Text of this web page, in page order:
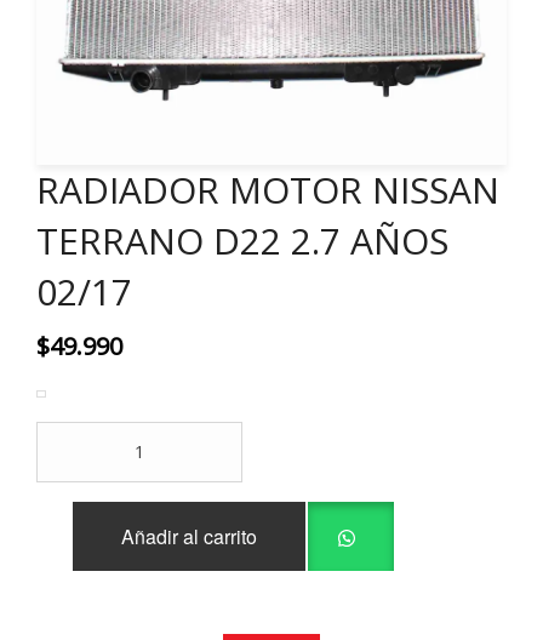
RADIADOR MOTOR NISSAN
TERRANO D22 2.7 AÑOS
02/17
$49.990
NISSAN
TERRANO
Añadir al carrito